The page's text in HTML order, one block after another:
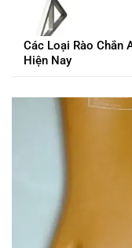
Các Loại Rào Chắn
Hiện Nay